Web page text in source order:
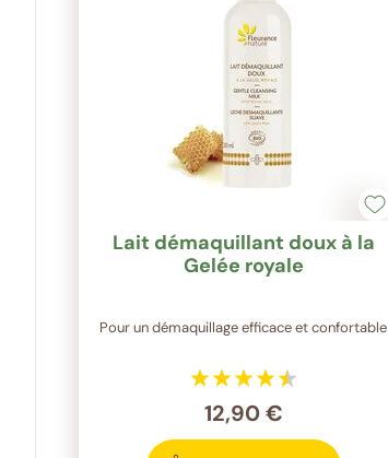
Lait démaquillant doux à la
Gelée royale
Pour un démaquillage efficace et confortable
12,90 €